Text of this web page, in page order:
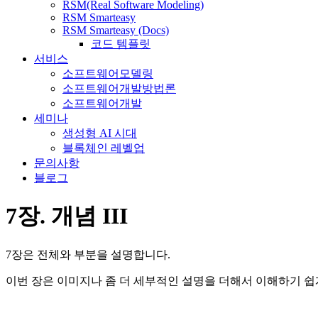
RSM(Real Software Modeling)
RSM Smarteasy
RSM Smarteasy (Docs)
코드 템플릿
서비스
소프트웨어모델링
소프트웨어개발방법론
소프트웨어개발
세미나
생성형 AI 시대
블록체인 레벨업
문의사항
블로그
7장. 개념 III
7장은 전체와 부분을 설명합니다.
이번 장은 이미지나 좀 더 세부적인 설명을 더해서 이해하기